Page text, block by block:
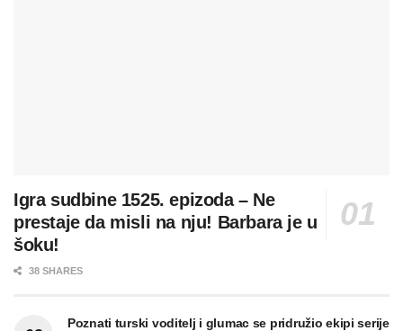
Igra sudbine 1525. epizoda – Ne
prestaje da misli na nju! Barbara je u
šoku!
38 SHARES
Poznati turski voditelj i glumac se pridružio ekipi serije